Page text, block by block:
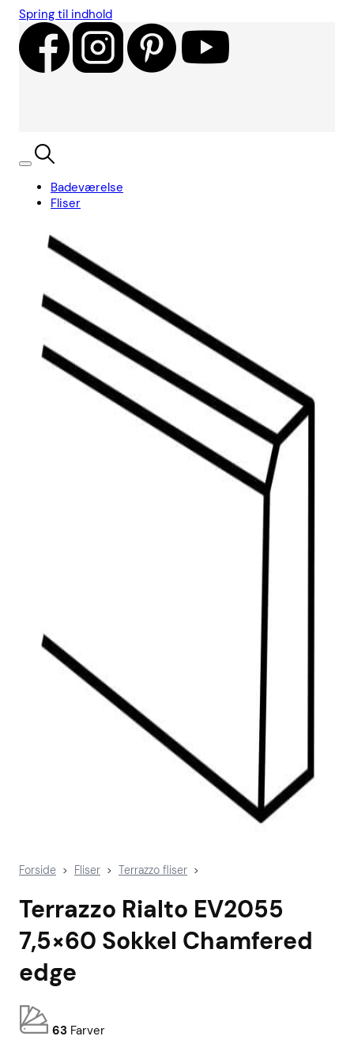
Spring til indhold
Badeværelse
Fliser
Kundecases
Showroom Søg KurvBook
indretningskonsulent
Forside > Fliser > Terrazzo fliser >
Terrazzo Rialto EV2055
7,5×60 Sokkel Chamfered
edge
63 Farver